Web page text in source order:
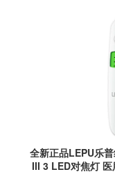
全新正品LEPU乐
III 3 LED对焦灯